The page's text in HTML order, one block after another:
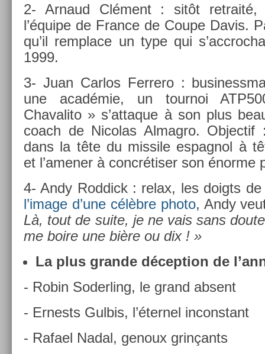
2- Ar­naud Clément : sitôt re­traité,
l’équipe de Fran­ce de Coupe Davis.
qu’il re­mplace un type qui
1999.
3- Juan Car­los Fer­rero :
une académie, un tour­noi
Chavalito » s’at­taque à son plus
coach de Nicolas Al­mag­ro.
dans la tête du mis­sile es­pagnol à
et l’amen­er à concrétiser son énorme
4- Andy Rod­dick : relax, les doigts
l’image d’une célèbre photo, Andy
Là, tout de suite, je ne vais sans
me boire une bière ou dix ! »
La plus gran­de décep­tion de
- Robin Soderl­ing, le grand ab­sent
- Er­nests Gul­bis, l’éter­nel in­constant
- Rafael Nadal, genoux grinçants